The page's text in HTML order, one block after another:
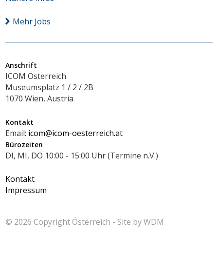
Mehr Jobs
Anschrift
ICOM Österreich
Museumsplatz 1 / 2 / 2B
1070 Wien, Austria
Kontakt
Email: icom@icom-oesterreich.at
Bürozeiten
DI, MI, DO 10:00 - 15:00 Uhr (Termine n.V.)
Kontakt
Impressum
© 2026 CopyrightÖsterreich - Site byWDM